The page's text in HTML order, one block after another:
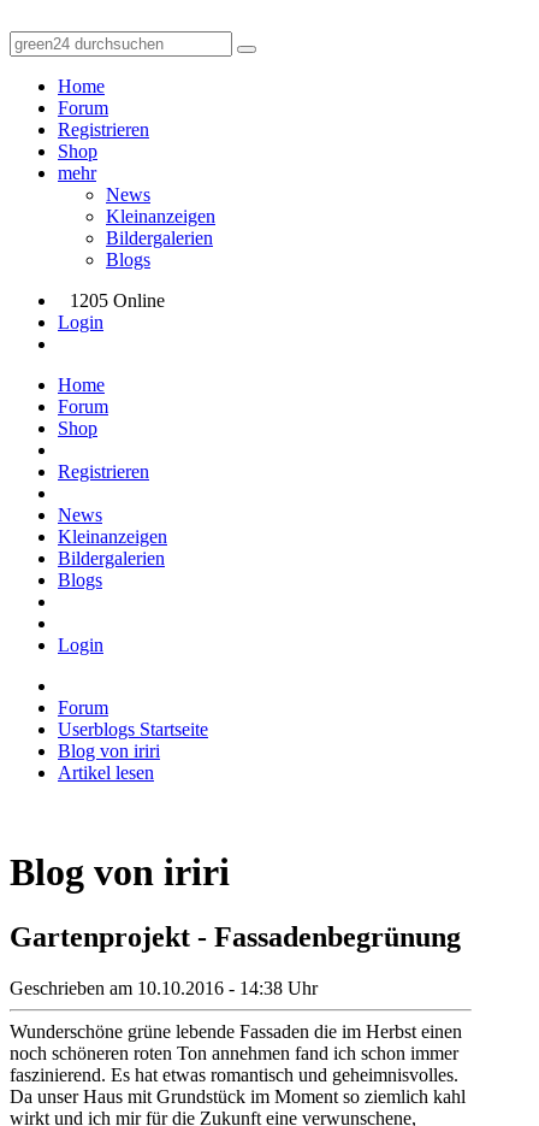
Home
Forum
Registrieren
Shop
mehr
News
Kleinanzeigen
Bildergalerien
Blogs
1205 Online
Login
Home
Forum
Shop
Registrieren
News
Kleinanzeigen
Bildergalerien
Blogs
Login
Forum
Userblogs Startseite
Blog von iriri
Artikel lesen
Blog von iriri
Gartenprojekt - Fassadenbegrünung
Geschrieben am 10.10.2016 - 14:38 Uhr
Wunderschöne grüne lebende Fassaden die im Herbst einen
noch schöneren roten Ton annehmen fand ich schon immer
faszinierend. Es hat etwas romantisch und geheimnisvolles.
Da unser Haus mit Grundstück im Moment so ziemlich kahl
wirkt und ich mir für die Zukunft eine verwunschene,